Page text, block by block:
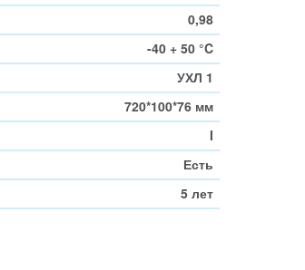
0,98
-40 + 50 °C
УХЛ 1
720*100*76 мм
I
Есть
5 лет